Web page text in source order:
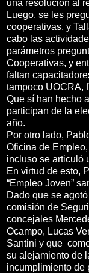
una resolución al
Luego, se les
cooperativas, y
cabo las
parámetros
Cooperativas, y
faltan
tampoco UOCRA,
Que sí han hecho
participan de la
año.
Por otro lado,
Oficina de
incluso se articuló
En virtud de esto,
“Empleo Joven”
Dado que se
comisión de
concejales
Ocampo, Lucas
Santini y que
su alejamiento de
incumplimiento de